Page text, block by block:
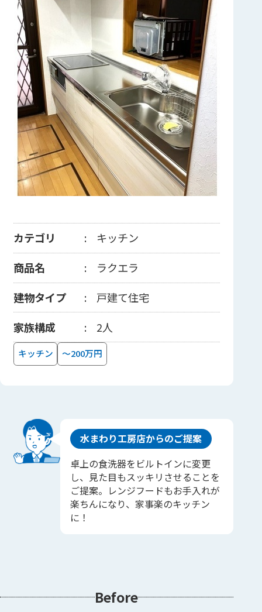
カテゴリ
キッチン
商品名
ラクエラ
建物タイプ
戸建て住宅
家族構成
2人
キッチン ～200万円
水まわり工房店からのご提案
卓上の食洗器をビルトインに変更
し、見た目もスッキリさせることを
ご提案。レンジフードもお手入れが
楽ちんになり、家事楽のキッチン
に！
Before